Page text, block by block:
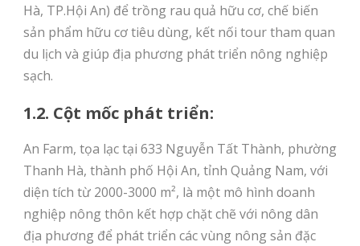
Hà, TP.Hội An) để trồng rau quả hữu cơ, chế biến
sản phẩm hữu cơ tiêu dùng, kết nối tour tham quan
du lịch và giúp địa phương phát triển nông nghiệp
sạch.
1.2. Cột mốc phát triển:
An Farm, tọa lạc tại 633 Nguyễn Tất Thành, phường
Thanh Hà, thành phố Hội An, tỉnh Quảng Nam, với
diện tích từ 2000-3000 m², là một mô hình doanh
nghiệp nông thôn kết hợp chặt chẽ với nông dân
địa phương để phát triển các vùng nông sản đặc